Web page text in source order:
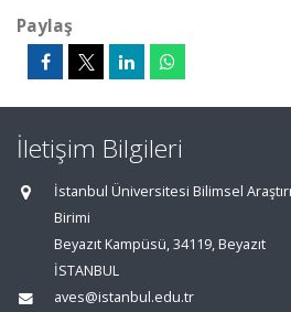
Paylaş
İletişim Bilgileri
İstanbul Üniversitesi Bilimsel
Birimi
Beyazıt Kampüsü, 34119, Beyazıt
İSTANBUL
aves@istanbul.edu.tr